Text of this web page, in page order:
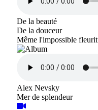
De la beauté
De la douceur
Même l'impossible fleurit
Alex Nevsky
Mer de splendeur